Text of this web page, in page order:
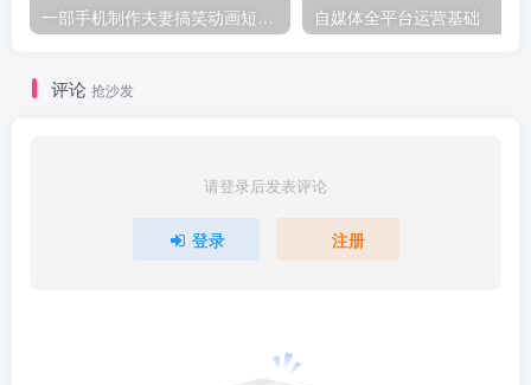
一部手机制作夫妻搞笑动画短视频教程，零基础也能快速上手 自媒体全平台运营基础
评论 抢沙发
请登录后发表评论
登录 注册